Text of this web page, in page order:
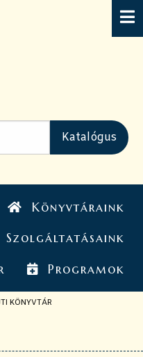
Könyvtáraink
Szolgáltatásaink
Programok
OLDAL:
KÖNYVTÁR